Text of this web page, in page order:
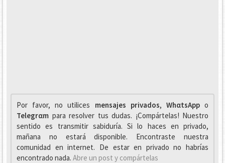
Por favor, no utilices mensajes privados, WhαtsAppo
Telegrαm para resolver tus dudas. ¡Compártelas! Nuestro
sentido es transmitir sabiduría. Si lo haces en privado,
mañana no estará disponible. Encontraste nuestra
comunidad en internet. De estar en privado no habrías
encontrado nada. Abre un post y compártelas